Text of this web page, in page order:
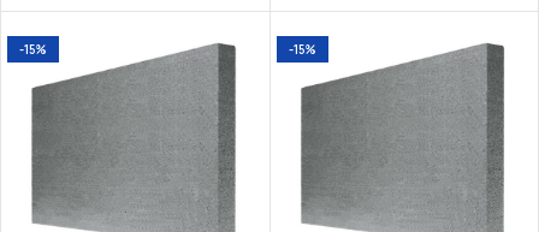
-15% -15%